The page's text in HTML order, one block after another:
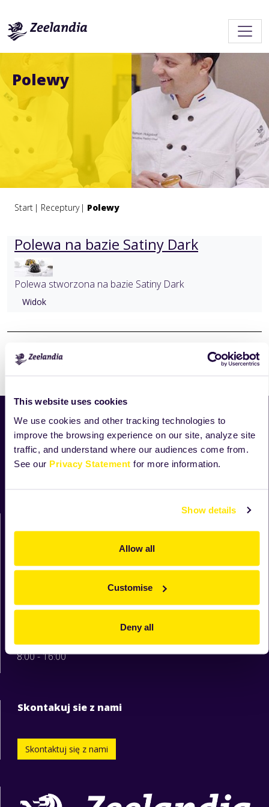
This website uses cookies
We use cookies and other tracking technologies to
improve the browsing experience on our site, analyze site
traffic, and understand where our audiences come from.
See our Privacy Statement for more information.
Show details
Allow all
Customise
Deny all
Polewy
Start Receptury Polewy
Polewa na bazie Satiny Dark
Polewa stworzona na bazie Satiny Dark
Widok
Aktualności
Nowości
Produkty
62-080 Tarnowo Podgórne
woj. wielkopolskie
tel. 61 664 76 01
8:00 - 16:00
Skontakuj sie z nami
Skontaktuj się z nami